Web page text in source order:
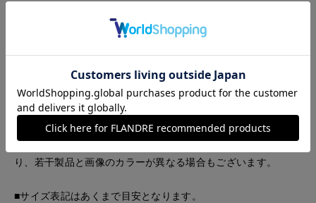
サイズ:H31.5cm×W23.5cm マチ無し
画像の商品はサンプルです。実際の商品とはサイズや色味、素
材、デザイン等の仕様が若干変更になる場合がございます。
■照明の関係により、実際の製品とは色味が違って見える場合
があります。またパソコン・スマートフォンなどの環境によ
り、若干製品と画像のカラーが異なる場合もございます。
■サイズ表記はあくまで目安となります。